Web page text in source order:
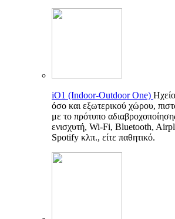
iO1 (Indoor-Outdoor One)
όσο και εξωτερικού χώρου,
με το πρότυπο
ενισχυτή, Wi-Fi, Bluetooth,
Spotify κλπ., είτε παθητικό.